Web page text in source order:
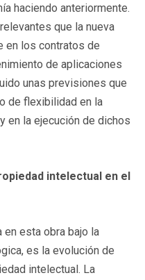
haciendo anteriormente.
que la nueva
en los contratos de
de aplicaciones
unas previsiones que
de flexibilidad en la
en la ejecución de dichos
intelectual en el
en esta obra bajo la
es la evolución de
intelectual. La